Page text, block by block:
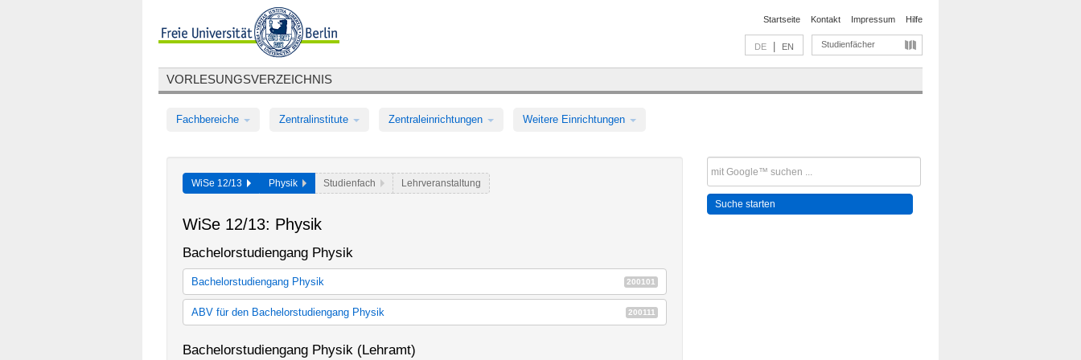
Startseite Kontakt Impressum Hilfe
DE EN Studienfächer
VORLESUNGSVERZEICHNIS
Fachbereiche Zentralinstitute Zentraleinrichtungen Weitere Einrichtungen
WiSe 12/13 Physik Studienfach Lehrveranstaltung
WiSe 12/13: Physik
Bachelorstudiengang Physik
Bachelorstudiengang Physik 200101
Monobachelor Physik (StO 2006) 182a_k150
Monobachelor Physik (StO 2012)
ABV für den Bachelorstudiengang Physik 200111
ABV für Bachelorstudiengang Physik (StO 2012)
Bachelorstudiengang Physik (Lehramt)